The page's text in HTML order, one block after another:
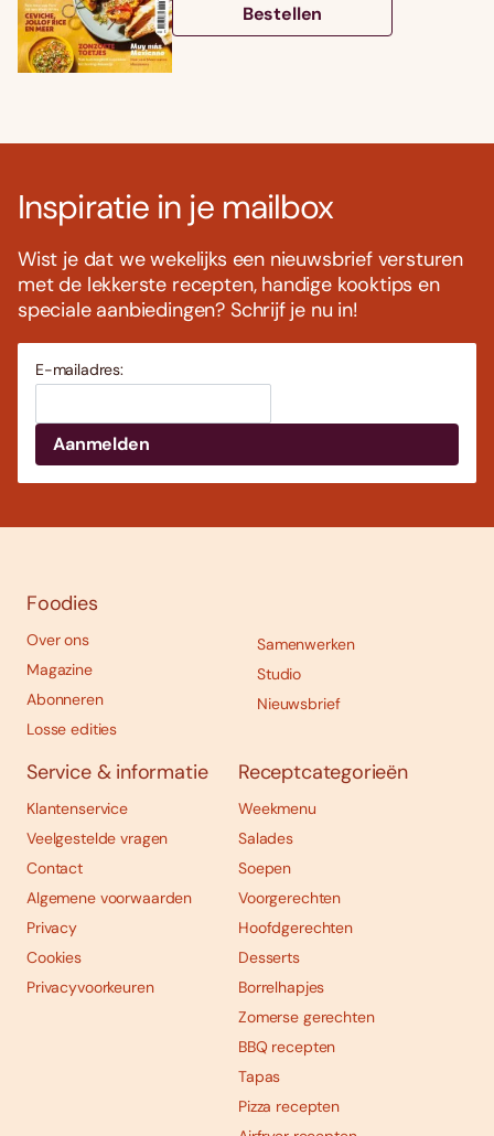
Bestellen
Inspiratie in je mailbox
Wist je dat we wekelijks een nieuwsbrief versturen
met de lekkerste recepten, handige kooktips en
speciale aanbiedingen? Schrijf je nu in!
E-mailadres:
Foodies
Over ons
Magazine
Abonneren
Losse edities
Samenwerken
Studio
Nieuwsbrief
Service & informatie
Klantenservice
Veelgestelde vragen
Contact
Algemene voorwaarden
Privacy
Cookies
Privacyvoorkeuren
Receptcategorieën
Weekmenu
Salades
Soepen
Voorgerechten
Hoofdgerechten
Desserts
Borrelhapjes
Zomerse gerechten
BBQ recepten
Tapas
Pizza recepten